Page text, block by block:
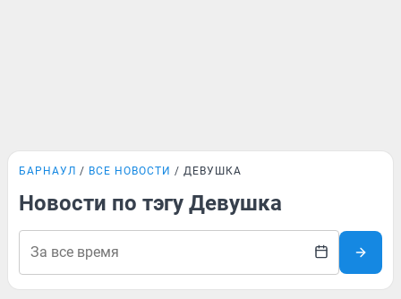
БАРНАУЛ ВСЕ НОВОСТИ ДЕВУШКА
Новости по тэгу Девушка